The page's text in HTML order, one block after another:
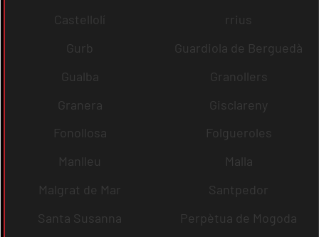
Castellolí
rrius
Gurb
Guardiola de Berguedà
Gualba
Granollers
Granera
Gisclareny
Fonollosa
Folgueroles
Manlleu
Malla
Malgrat de Mar
Santpedor
Santa Susanna
Perpètua de Mogoda